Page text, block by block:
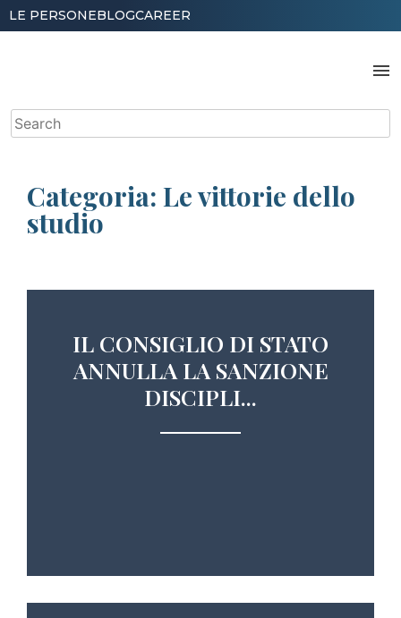
Skip
to
LE PERSONEBLOGCAREER
menu
Search
for:
Categoria: Le vittorie dello
studio
IL CONSIGLIO DI STATO
ANNULLA LA SANZIONE
DISCIPLI...